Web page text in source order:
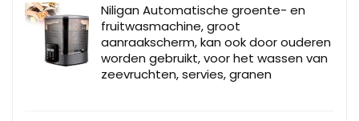
Niligan Automatische groente- en
fruitwasmachine, groot
aanraakscherm, kan ook door ouderen
worden gebruikt, voor het wassen van
zeevruchten, servies, granen